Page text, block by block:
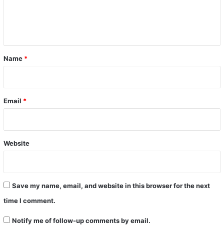
*
Name *
Email *
Website
Save my name, email, and website in this browser for the next
time I comment.
Notify me of follow-up comments by email.